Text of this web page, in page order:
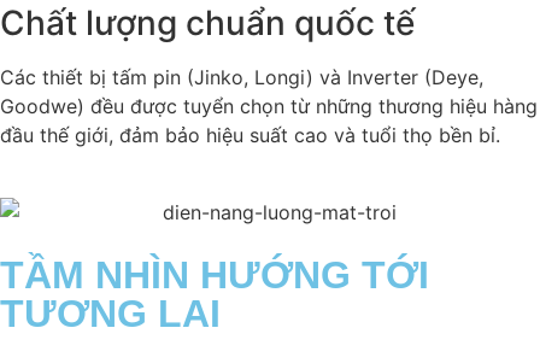
Chất lượng chuẩn quốc tế
Các thiết bị tấm pin (Jinko, Longi) và Inverter (Deye,
Goodwe) đều được tuyển chọn từ những thương hiệu hàng
đầu thế giới, đảm bảo hiệu suất cao và tuổi thọ bền bỉ.
TẦM NHÌN HƯỚNG TỚI
TƯƠNG LAI